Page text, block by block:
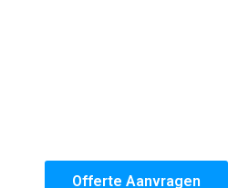
Offerte Aanvragen